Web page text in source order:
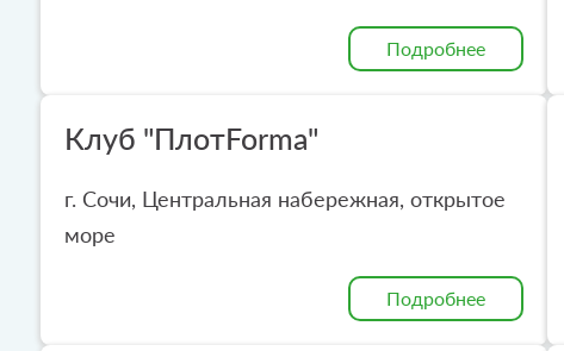
Подробнее
Клуб "ПлотForma"
г. Сочи, Центральная набережная, открытое
море
Подробнее